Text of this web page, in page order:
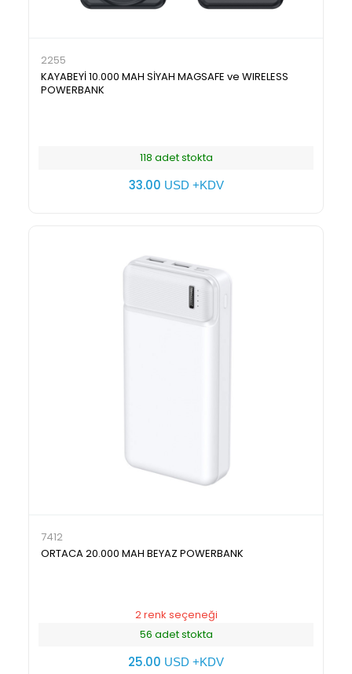
2255
KAYABEYİ 10.000 MAH SİYAH MAGSAFE ve WIRELESS
POWERBANK
118 adet stokta
33.00 USD +KDV
7412
ORTACA 20.000 MAH BEYAZ POWERBANK
2 renk seçeneği
56 adet stokta
25.00 USD +KDV